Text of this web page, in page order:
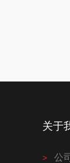
关于
公